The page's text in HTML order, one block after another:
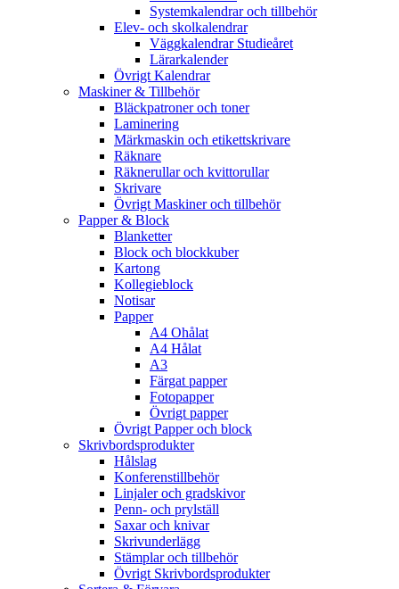
Systemkalendrar och tillbehör
Elev- och skolkalendrar
Väggkalendrar Studieåret
Lärarkalender
Övrigt Kalendrar
Maskiner & Tillbehör
Bläckpatroner och toner
Laminering
Märkmaskin och etikettskrivare
Räknare
Räknerullar och kvittorullar
Skrivare
Övrigt Maskiner och tillbehör
Papper & Block
Blanketter
Block och blockkuber
Kartong
Kollegieblock
Notisar
Papper
A4 Ohålat
A4 Hålat
A3
Färgat papper
Fotopapper
Övrigt papper
Övrigt Papper och block
Skrivbordsprodukter
Hålslag
Konferenstillbehör
Linjaler och gradskivor
Penn- och prylställ
Saxar och knivar
Skrivunderlägg
Stämplar och tillbehör
Övrigt Skrivbordsprodukter